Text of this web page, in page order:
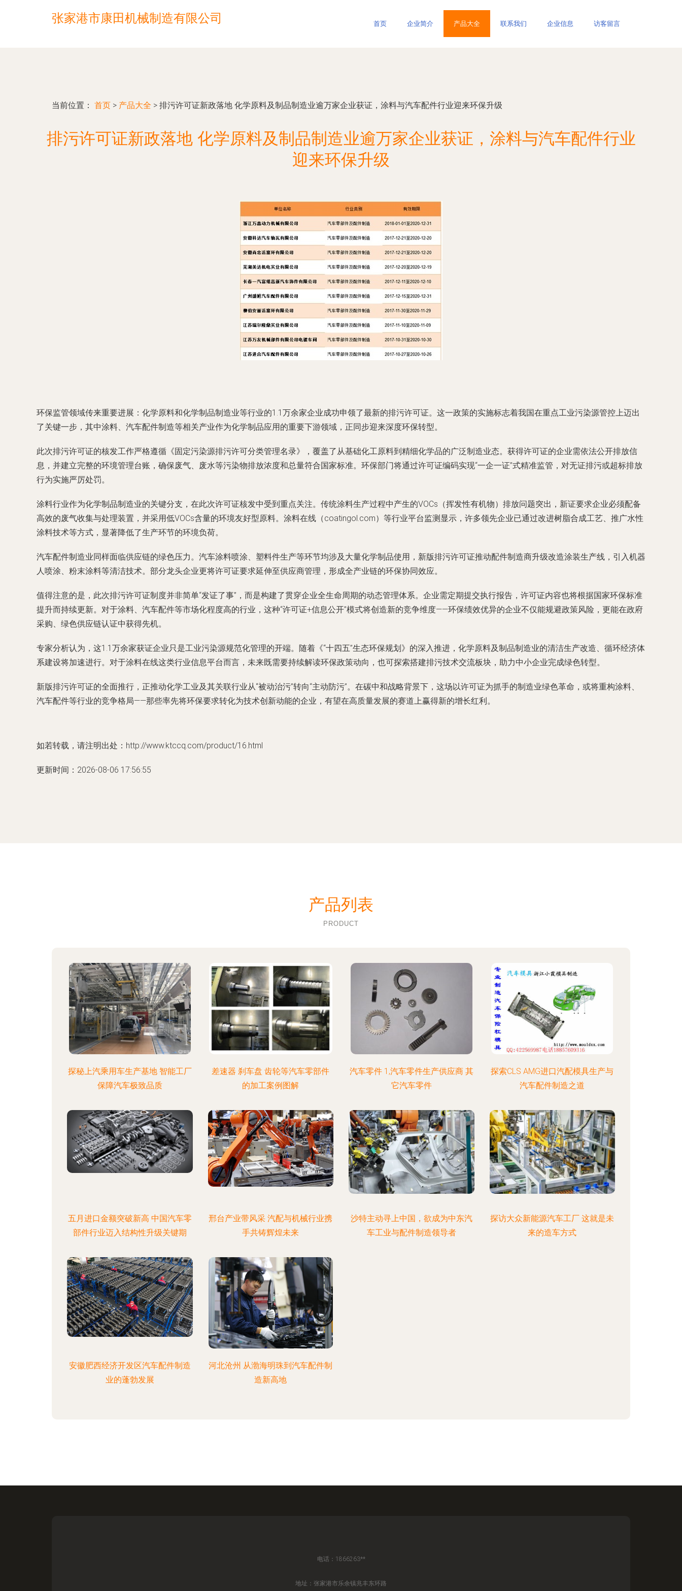
张家港市康田机械制造有限公司 首页 企业简介 产品大全 联系我们 企业信息 访客留言
当前位置： 首页 > 产品大全 > 排污许可证新政落地 化学原料及制品制造业逾万家企业获证，涂料与汽车配件行业迎来环保升级
排污许可证新政落地 化学原料及制品制造业逾万家企业获证，涂料与汽车配件行业
迎来环保升级
环保监管领域传来重要进展：化学原料和化学制品制造业等行业的1.1万余家企业成功申领了最新的排污许可证。这一政策的实施标志着我国在重点工业污染源管控上迈出
了关键一步，其中涂料、汽车配件制造等相关产业作为化学制品应用的重要下游领域，正同步迎来深度环保转型。
此次排污许可证的核发工作严格遵循《固定污染源排污许可分类管理名录》，覆盖了从基础化工原料到精细化学品的广泛制造业态。获得许可证的企业需依法公开排放信
息，并建立完整的环境管理台账，确保废气、废水等污染物排放浓度和总量符合国家标准。环保部门将通过许可证编码实现“一企一证”式精准监管，对无证排污或超标排放
行为实施严厉处罚。
涂料行业作为化学制品制造业的关键分支，在此次许可证核发中受到重点关注。传统涂料生产过程中产生的VOCs（挥发性有机物）排放问题突出，新证要求企业必须配备
高效的废气收集与处理装置，并采用低VOCs含量的环境友好型原料。涂料在线（coatingol.com）等行业平台监测显示，许多领先企业已通过改进树脂合成工艺、推广水性
涂料技术等方式，显著降低了生产环节的环境负荷。
汽车配件制造业同样面临供应链的绿色压力。汽车涂料喷涂、塑料件生产等环节均涉及大量化学制品使用，新版排污许可证推动配件制造商升级改造涂装生产线，引入机器
人喷涂、粉末涂料等清洁技术。部分龙头企业更将许可证要求延伸至供应商管理，形成全产业链的环保协同效应。
值得注意的是，此次排污许可证制度并非简单“发证了事”，而是构建了贯穿企业全生命周期的动态管理体系。企业需定期提交执行报告，许可证内容也将根据国家环保标准
提升而持续更新。对于涂料、汽车配件等市场化程度高的行业，这种“许可证+信息公开”模式将创造新的竞争维度——环保绩效优异的企业不仅能规避政策风险，更能在政府
采购、绿色供应链认证中获得先机。
专家分析认为，这1.1万余家获证企业只是工业污染源规范化管理的开端。随着《“十四五”生态环保规划》的深入推进，化学原料及制品制造业的清洁生产改造、循环经济体
系建设将加速进行。对于涂料在线这类行业信息平台而言，未来既需要持续解读环保政策动向，也可探索搭建排污技术交流板块，助力中小企业完成绿色转型。
新版排污许可证的全面推行，正推动化学工业及其关联行业从“被动治污”转向“主动防污”。在碳中和战略背景下，这场以许可证为抓手的制造业绿色革命，或将重构涂料、
汽车配件等行业的竞争格局——那些率先将环保要求转化为技术创新动能的企业，有望在高质量发展的赛道上赢得新的增长红利。
如若转载，请注明出处：http://www.ktccq.com/product/16.html
更新时间：2026-08-06 17:56:55
产品列表
PRODUCT
探秘上汽乘用车生产基地 智能工厂
保障汽车极致品质
差速器 刹车盘 齿轮等汽车零部件
的加工案例图解
汽车零件 1,汽车零件生产供应商 其
它汽车零件
探索CLS AMG进口汽配模具生产与
汽车配件制造之道
五月进口金额突破新高 中国汽车零
部件行业迈入结构性升级关键期
邢台产业带风采 汽配与机械行业携
手共铸辉煌未来
沙特主动寻上中国，欲成为中东汽
车工业与配件制造领导者
探访大众新能源汽车工厂 这就是未
来的造车方式
安徽肥西经济开发区汽车配件制造
业的蓬勃发展
河北沧州 从渤海明珠到汽车配件制
造新高地
电话：1866263**
地址：张家港市乐余镇兆丰东环路